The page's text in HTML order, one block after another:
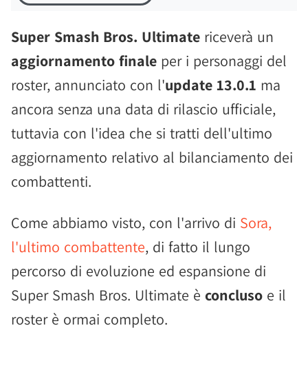
Super Smash Bros. Ultimate riceverà un
aggiornamento finale per i personaggi del
roster, annunciato con l'update 13.0.1 ma
ancora senza una data di rilascio ufficiale,
tuttavia con l'idea che si tratti dell'ultimo
aggiornamento relativo al bilanciamento dei
combattenti.
Come abbiamo visto, con l'arrivo di Sora,
l'ultimo combattente, di fatto il lungo
percorso di evoluzione ed espansione di
Super Smash Bros. Ultimate è concluso e il
roster è ormai completo.